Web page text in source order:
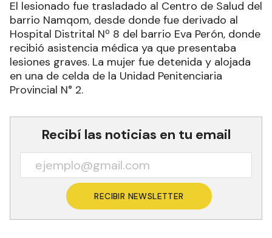
El lesionado fue trasladado al Centro de Salud del
barrio Namqom, desde donde fue derivado al
Hospital Distrital Nº 8 del barrio Eva Perón, donde
recibió asistencia médica ya que presentaba
lesiones graves. La mujer fue detenida y alojada
en una de celda de la Unidad Penitenciaria
Provincial N° 2.
Recibí las noticias en tu email
RECIBIR NEWSLETTER